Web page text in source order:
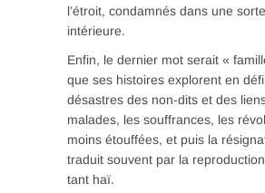
l’étroit, condamnés dans une
intérieure.
Enfin, le dernier mot serait «
que ses histoires explorent en
désastres des non-dits et des
malades, les souffrances, les
moins étouffées, et puis la
traduit souvent par la
tant haï.